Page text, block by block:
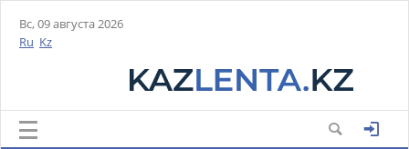
Вс, 09 августа 2026
Ru Kz